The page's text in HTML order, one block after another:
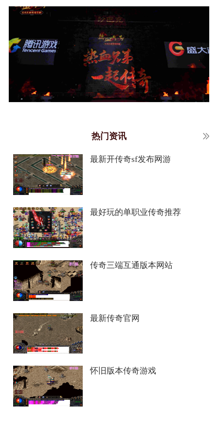
热门资讯
最新开传奇sf发布网游
最好玩的单职业传奇推荐
传奇三端互通版本网站
最新传奇官网
怀旧版本传奇游戏